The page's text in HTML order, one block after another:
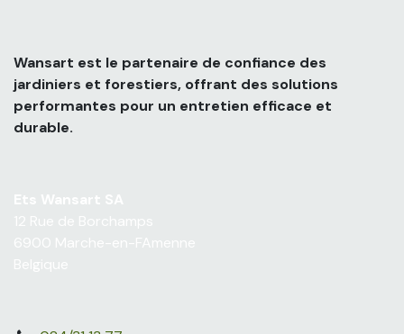
Wansart est le partenaire de confiance des
jardiniers et forestiers, offrant des solutions
performantes pour un entretien efficace et
durable.